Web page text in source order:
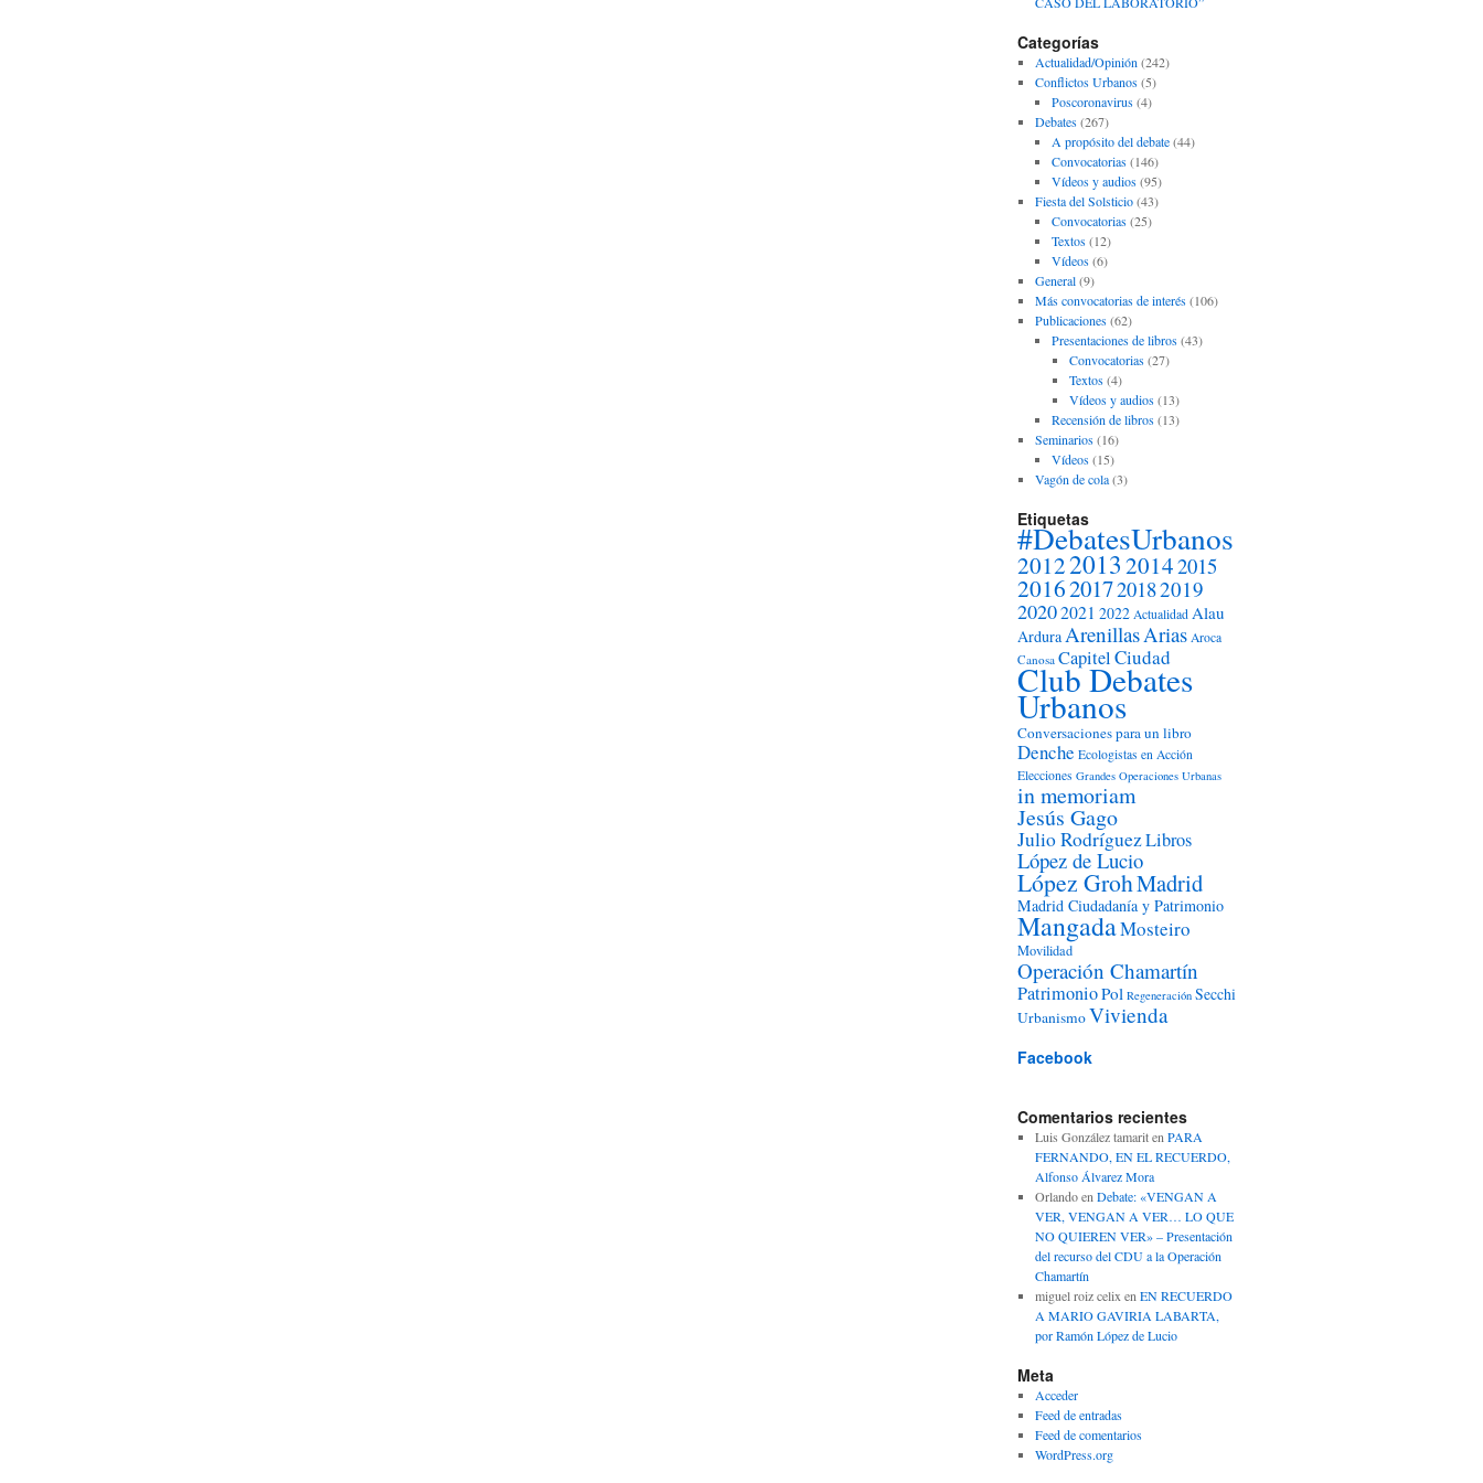
Categorías
Actualidad/Opinión (242)
Conflictos Urbanos(5)
Poscoronavirus(4)
Debates(267)
A propósito del debate(44)
Convocatorias(146)
Vídeos y audios(95)
Fiesta del Solsticio(43)
Convocatorias(25)
Textos(12)
Vídeos(6)
General(9)
Más convocatorias de interés(106)
Publicaciones(62)
Presentaciones de libros(43)
Convocatorias(27)
Textos(4)
Vídeos y audios(13)
Recensión de libros(13)
Seminarios(16)
Vídeos(15)
Vagón de cola(3)
Etiquetas
#DebatesUrbanos
2012201320142015
2016201720182019
20202021 2022 Actualidad Alau
ArduraArenillasArias Aroca
Canosa CapitelCiudad
Club Debates
Urbanos
Conversaciones para un libro
Denche Ecologistas en Acción
Elecciones Grandes Operaciones Urbanas
in memoriam
Jesús Gago
Julio RodríguezLibros
López de Lucio
López GrohMadrid
Madrid Ciudadanía y Patrimonio
MangadaMosteiro
Movilidad
Operación Chamartín
PatrimonioPol Regeneración Secchi
UrbanismoVivienda
Facebook
Comentarios recientes
Luis González tamariten PARA
FERNANDO, EN EL RECUERDO,
Alfonso Álvarez Mora
Orlandoen Debate: «VENGAN A
VER, VENGAN A VER… LO QUE
NO QUIEREN VER» – Presentación
del recurso del CDU a la Operación
Chamartín
miguel roiz celix en EN RECUERDO
A MARIO GAVIRIA LABARTA,
por Ramón López de Lucio
Meta
Acceder
Feed de entradas
Feed de comentarios
WordPress.org